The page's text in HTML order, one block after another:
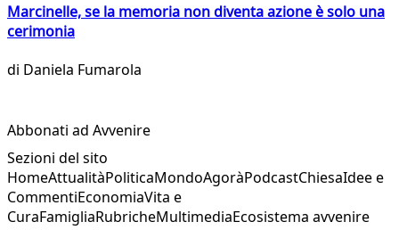
Marcinelle, se la memoria non diventa azione è solo una
cerimonia
di Daniela Fumarola
Abbonati ad Avvenire
Sezioni del sito
HomeAttualitàPoliticaMondoAgoràPodcastChiesaIdee e
CommentiEconomiaVita e
CuraFamigliaRubricheMultimediaEcosistema avvenire